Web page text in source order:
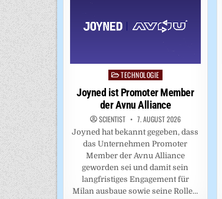
Posted
in
TECHNOLOGIE
Joyned ist Promoter Member
der Avnu Alliance
SCIENTIST 7. AUGUST 2026
Joyned hat bekannt gegeben, dass
das Unternehmen Promoter
Member der Avnu Alliance
geworden sei und damit sein
langfristiges Engagement für
Milan ausbaue sowie seine Rolle…